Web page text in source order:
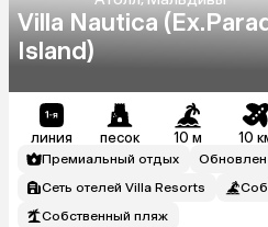
Villa Nautica
Island)
линия песок 10 м 10
Премиальный отдых
Обновлен
Сеть отелей Villa Resorts
Собственный пляж